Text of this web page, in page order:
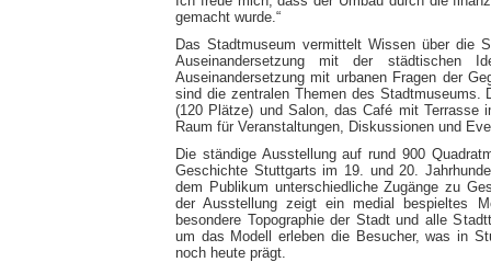
gemacht wurde.“
Das Stadtmuseum vermittelt Wissen über die
Auseinandersetzung mit der
Auseinandersetzung mit urbanen Fragen der
sind die zentralen Themen des Stadtmuseums.
(120 Plätze) und Salon, das Café mit Terrasse
Raum für Veranstaltungen, Diskussionen und
Die ständige Ausstellung auf rund 900
Geschichte Stuttgarts im 19. und 20.
dem Publikum unterschiedliche Zugänge zu
der Ausstellung zeigt ein medial bespieltes
besondere Topographie der Stadt und alle
um das Modell erleben die Besucher, was in
noch heute prägt.